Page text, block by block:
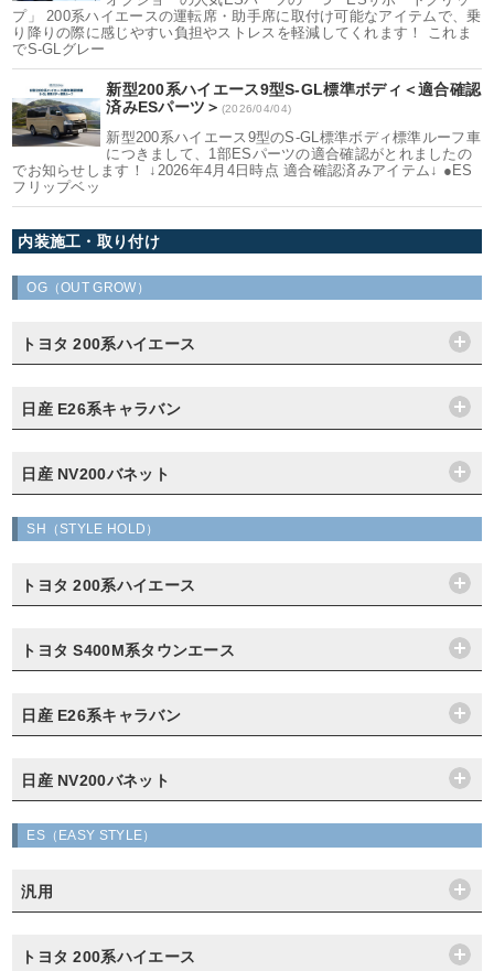
プ」 200系ハイエースの運転席・助手席に取付け可能なアイテムで、乗
り降りの際に感じやすい負担やストレスを軽減してくれます！ これま
でS-GLグレー
新型200系ハイエース9型S-GL標準ボディ＜適合確認
済みESパーツ＞ (2026/04/04)
新型200系ハイエース9型のS-GL標準ボディ標準ルーフ車
につきまして、1部ESパーツの適合確認がとれましたの
でお知らせします！ ↓2026年4月4日時点 適合確認済みアイテム↓ ●ES
フリップベッ
内装施工・取り付け
OG（OUT GROW）
トヨタ 200系ハイエース
日産 E26系キャラバン
日産 NV200バネット
SH（STYLE HOLD）
トヨタ 200系ハイエース
トヨタ S400M系タウンエース
日産 E26系キャラバン
日産 NV200バネット
ES（EASY STYLE）
汎用
トヨタ 200系ハイエース